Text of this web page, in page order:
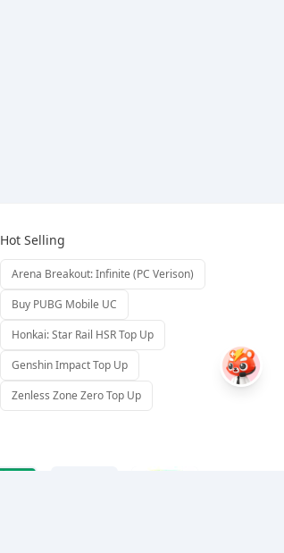
Hot Selling
Arena Breakout: Infinite (PC Verison)
Buy PUBG Mobile UC
Honkai: Star Rail HSR Top Up
Genshin Impact Top Up
Zenless Zone Zero Top Up